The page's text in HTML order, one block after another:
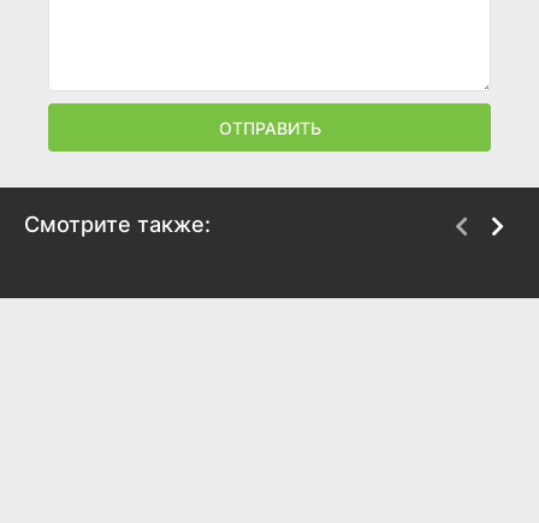
ОТПРАВИТЬ
Смотрите также: